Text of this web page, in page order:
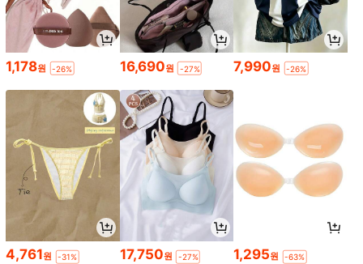
1,178원 -26% 16,690원 -27% 7,990원 -26%
4,761원 -31% 17,750원 -27% 1,295원 -63%